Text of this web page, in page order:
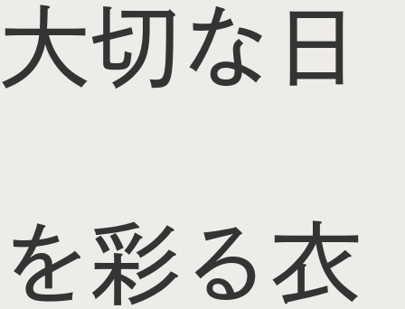
大切な日
を彩る衣